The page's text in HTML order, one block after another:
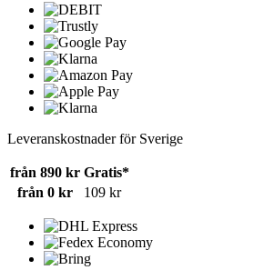
Leveranskostnader för Sverige
från 890 kr Gratis*
från 0 kr
109 kr